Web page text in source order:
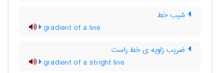
شیب خط
gradient of a line
ضریب زاویه ی خط راست
gradient of a stright line